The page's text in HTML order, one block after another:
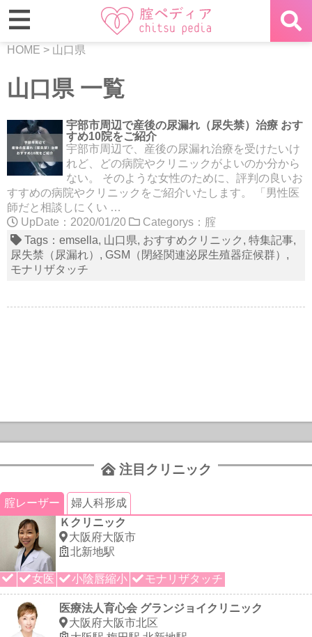
HOME > 山口県
山口県 一覧
宇部市周辺で産後の尿漏れ（尿失禁）治療 おす
すめ10院をご紹介
宇部市周辺で、産後の尿漏れ治療を受けたいけ
れど、どの病院やクリニックがよいのか分から
ない。 そのような女性のために、評判の良いお
すすめの病院やクリニックをご紹介いたします。 「男性医
師だと相談しにくい …
UpDate：2020/01/20
Categorys： 腟
Tags： emsella 山口県 おすすめクリニック
特集記事
尿失禁（尿漏れ）
GSM（閉経関連泌尿生殖器症候群）
モナリザタッチ
注目クリニック
腟レーザー
婦人科形成
Ｋクリニック
大阪府大阪市
北新地駅
女医 小陰唇縮小 モナリザタッチ
医療法人育心会 グランジョイクリニック
大阪府大阪市北区